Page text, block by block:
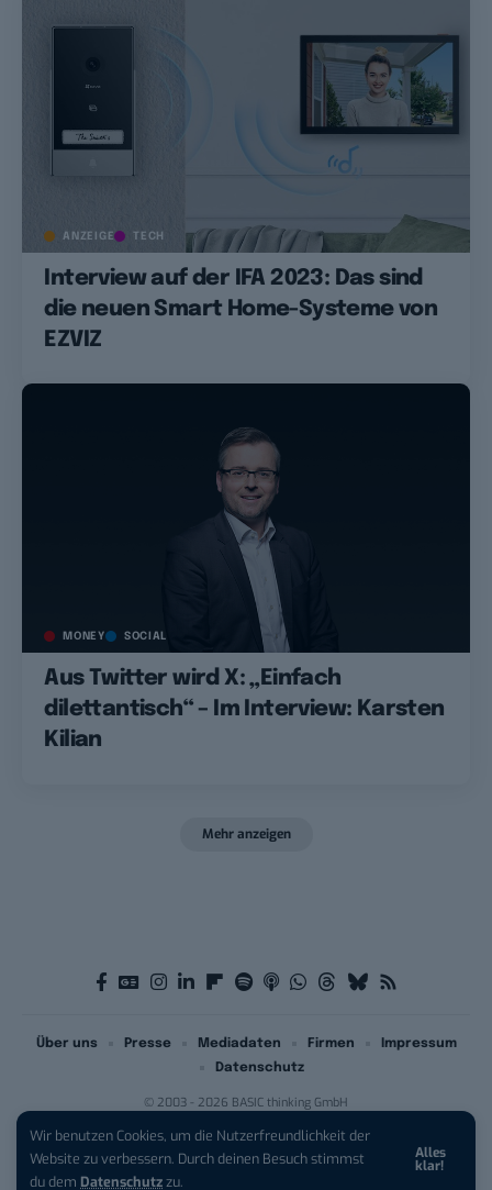
Wir benutzen Cookies, um die Nutzerfreundlichkeit der
Website zu verbessern. Durch deinen Besuch stimmst
du dem Datenschutzzu.
Alles
klar!
ANZEIGE TECH
Interview auf der IFA 2023: Das sind
die neuen Smart Home-Systeme von
EZVIZ
MONEY SOCIAL
Aus Twitter wird X: „Einfach
dilettantisch“ – Im Interview: Karsten
Kilian
Mehr anzeigen
© 2003 - 2026 BASIC thinking GmbH
Über uns Presse Mediadaten Firmen
Impressum
Datenschutz
iPhone 17 Pro sichern:Für 1 € +
200 € Hardware-Bonus!